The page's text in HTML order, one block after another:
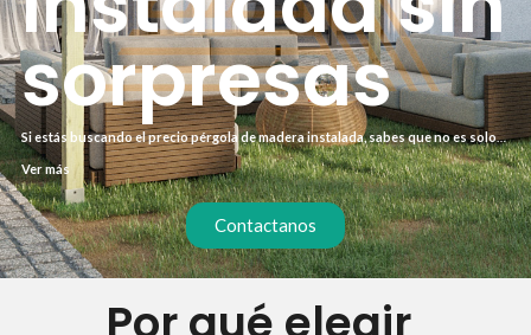
sorpresas
Si estás buscando el precio pérgola de madera instalada, sabes que no es solo
cuestión de cifras: necesitas un presupuesto claro que incluya materiales,
mano de obra y plazos reales. Te ayudamos a entender cada componente para
que tomes la mejor decisión sin sorpresas.
Ver más
Contactanos